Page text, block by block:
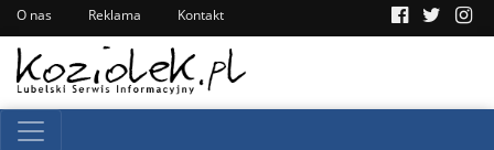
O nas Reklama Kontakt